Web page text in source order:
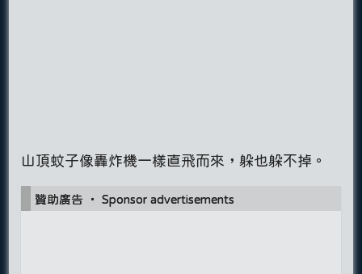
山頂蚊子像轟炸機一樣直飛而來，躲也躲不掉。
贊助廣告 ‧ Sponsor advertisements